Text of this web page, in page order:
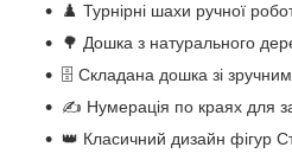
♟️ Турнірні шахи ручної
🌳 Дошка з натурального
🗄️ Складана дошка зі
✍️ Нумерація по краях для
👑 Класичний дизайн фігур